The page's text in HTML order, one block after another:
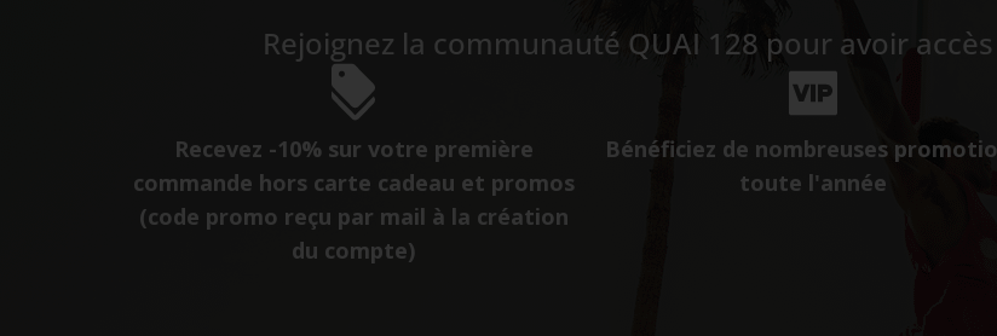
Rejoignez la communauté QUAI 128 pour avoir
Recevez -10% sur votre première
commande hors carte cadeau et promos
(code promo reçu par mail à la création
du compte)
Bénéficiez de nombreuses
toute l'année